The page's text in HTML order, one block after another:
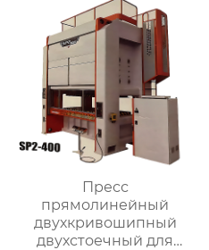
Пресс
прямолинейный
двухкривошипный
двухстоечный для